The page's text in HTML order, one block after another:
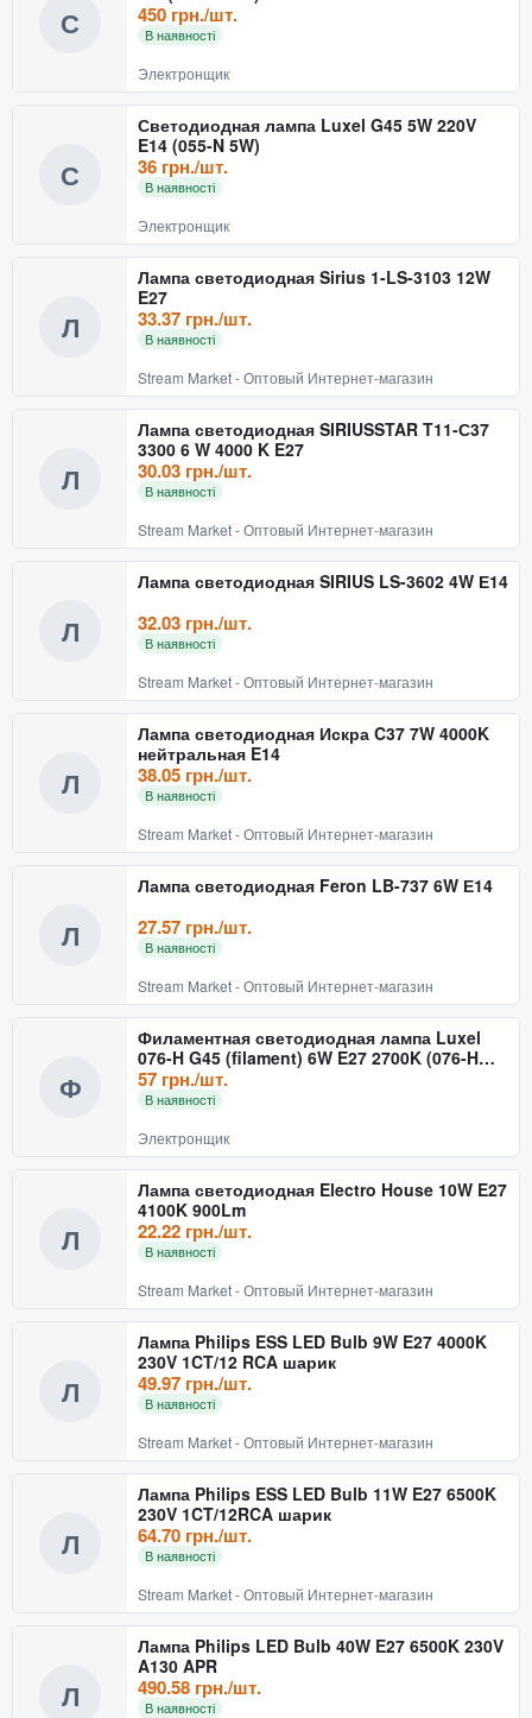
С 450 грн./шт.
В наявності
Электронщик
С
Светодиодная лампа Luxel G45 5W 220V
E14 (055-N 5W)
36 грн./шт.
В наявності
Электронщик
Л
Лампа светодиодная Sirius 1-LS-3103 12W
E27
33.37 грн./шт.
В наявності
Stream Market - Оптовый Интернет-магазин
Л
Лампа светодиодная SIRIUSSTAR T11-С37
3300 6 W 4000 K E27
30.03 грн./шт.
В наявності
Stream Market - Оптовый Интернет-магазин
Л
Лампа светодиодная SIRIUS LS-3602 4W Е14
32.03 грн./шт.
В наявності
Stream Market - Оптовый Интернет-магазин
Л
Лампа светодиодная Искра C37 7W 4000K
нейтральная E14
38.05 грн./шт.
В наявності
Stream Market - Оптовый Интернет-магазин
Л
Лампа светодиодная Feron LB-737 6W Е14
27.57 грн./шт.
В наявності
Stream Market - Оптовый Интернет-магазин
Ф
Филаментная светодиодная лампа Luxel
076-H G45 (filament) 6W E27 2700K (076-H
6W)
57 грн./шт.
В наявності
Электронщик
Л
Лампа светодиодная Electro House 10W E27
4100K 900Lm
22.22 грн./шт.
В наявності
Stream Market - Оптовый Интернет-магазин
Л
Лампа Philips ESS LED Bulb 9W E27 4000K
230V 1CT/12 RCA шарик
49.97 грн./шт.
В наявності
Stream Market - Оптовый Интернет-магазин
Л
Лампа Philips ESS LED Bulb 11W E27 6500K
230V 1CT/12RCA шарик
64.70 грн./шт.
В наявності
Stream Market - Оптовый Интернет-магазин
Л
Лампа Philips LED Bulb 40W E27 6500K 230V
A130 APR
490.58 грн./шт.
В наявності